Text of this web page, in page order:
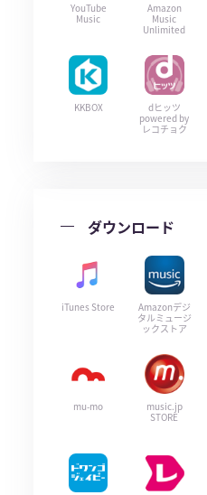
YouTube
Music
Amazon
Music
Unlimited
KKBOX
dヒッツ
powered by
レコチョク
ダウンロード
iTunes Store
Amazonデジ
タルミュージ
ックストア
mu-mo
music.jp
STORE